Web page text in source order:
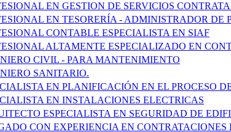
EN GESTION DE SERVICIOS
EN TESORERÍA - ADMINISTRADOR DE
CONTABLE ESPECIALISTA EN SIAF
ALTAMENTE ESPECIALIZADO EN
CIVIL - PARA MANTENIMIENTO
SANITARIO.
EN PLANIFICACIÓN EN EL PROCESO
EN INSTALACIONES ELECTRICAS
ESPECIALISTA EN SEGURIDAD DE
CON EXPERIENCIA EN CONTRATACIONES